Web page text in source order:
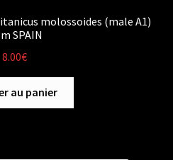
molossoides (male A1)
SPAIN
8.00€
au panier